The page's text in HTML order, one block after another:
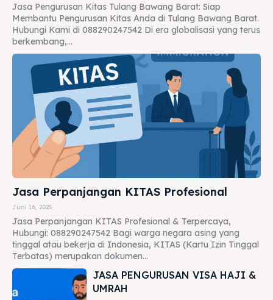
Jasa Pengurusan Kitas Tulang Bawang Barat: Siap
Membantu Pengurusan Kitas Anda di Tulang Bawang Barat.
Hubungi Kami di 088290247542 Di era globalisasi yang terus
berkembang,...
Jasa Perpanjangan KITAS Profesional
Juni 16, 2025
Jasa Perpanjangan KITAS Profesional & Terpercaya,
Hubungi: 088290247542 Bagi warga negara asing yang
tinggal atau bekerja di Indonesia, KITAS (Kartu Izin Tinggal
Terbatas) merupakan dokumen...
JASA PENGURUSAN VISA HAJI &
UMRAH